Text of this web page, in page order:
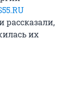
рассказали,
их